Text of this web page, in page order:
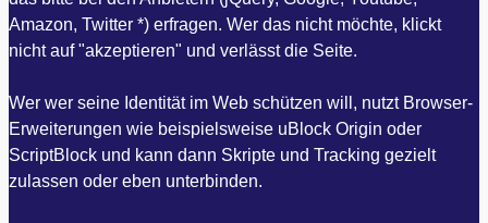
Amazon, Twitter *) erfragen. Wer das nicht möchte, klickt
nicht auf "akzeptieren" und verlässt die Seite.
Wer wer seine Identität im Web schützen will, nutzt Browser-
Erweiterungen wie beispielsweise uBlock Origin oder
ScriptBlock und kann dann Skripte und Tracking gezielt
zulassen oder eben unterbinden.